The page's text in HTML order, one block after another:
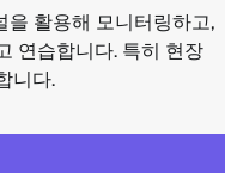
을 활용해 모니터링하고,
연습합니다. 특히 현장
니다.